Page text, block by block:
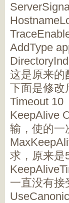
AddType
这是原来的
下面是修改
Timeout
KeepAlive
输，使的一
求，原来是
一直没有接